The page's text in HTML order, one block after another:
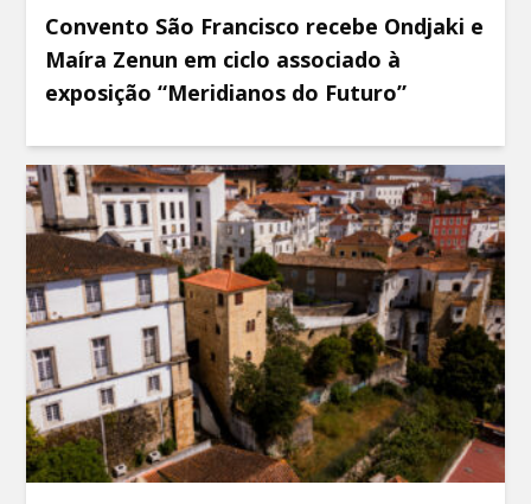
Convento São Francisco recebe Ondjaki e
Maíra Zenun em ciclo associado à
exposição “Meridianos do Futuro”